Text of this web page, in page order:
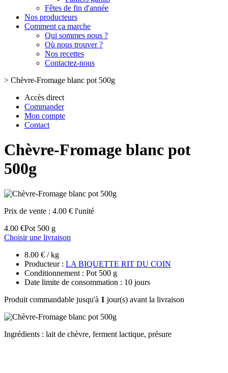
Fêtes de fin d'année
Nos producteurs
Comment ça marche
Qui sommes nous ?
Où nous trouver ?
Nos recettes
Contactez-nous
> Chèvre-Fromage blanc pot 500g
Accès direct
Commander
Mon compte
Contact
Chèvre-Fromage blanc pot
500g
Prix de vente : 4.00 € l'unité
4.00 €Pot 500 g
Choisir une livraison
8.00 € / kg
Producteur : LA BIQUETTE RIT DU COIN
Conditionnement : Pot 500 g
Date limite de consommation : 10 jours
Produit commandable jusqu'à 1 jour(s) avant la livraison
Ingrédients : lait de chèvre, ferment lactique, présure